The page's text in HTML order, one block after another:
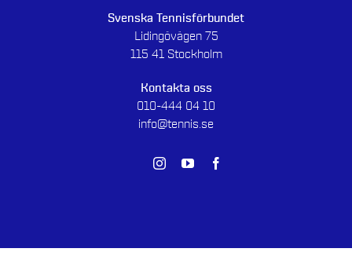
Svenska Tennisförbundet
Lidingövägen 75
115 41 Stockholm
Kontakta oss
010-444 04 10
info@tennis.se